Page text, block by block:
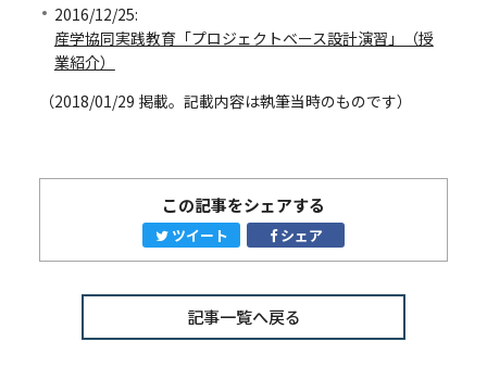
2016/12/25:
産学協同実践教育「プロジェクトベース設計演習」（授
業紹介）
（2018/01/29 掲載。記載内容は執筆当時のものです）
この記事をシェアする
ツイート シェア
記事一覧へ戻る